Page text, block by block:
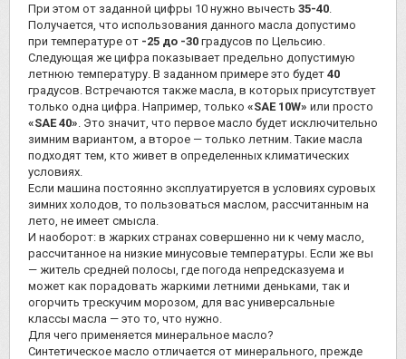
При этом от заданной цифры 10 нужно вычесть 35-40
Получается, что использования данного масла допустимо
при температуре от -25 до -30 градусов по Цельсию.
Следующая же цифра показывает предельно допустимую
летнюю температуру. В заданном примере это будет 40
градусов. Встречаются также масла, в которых присутствует
только одна цифра. Например, только «SAE 10W» или просто
«SAE 40» . Это значит, что первое масло будет исключительно
зимним вариантом, а второе — только летним. Такие масла
подходят тем, кто живет в определенных климатических
условиях.
Если машина постоянно эксплуатируется в условиях суровых
зимних холодов, то пользоваться маслом, рассчитанным на
лето, не имеет смысла.
И наоборот: в жарких странах совершенно ни к чему масло,
рассчитанное на низкие минусовые температуры. Если же вы
— житель средней полосы, где погода непредсказуема и
может как порадовать жаркими летними деньками, так и
огорчить трескучим морозом, для вас универсальные
классы масла — это то, что нужно.
Для чего применяется минеральное масло?
Синтетическое масло отличается от минерального, прежде